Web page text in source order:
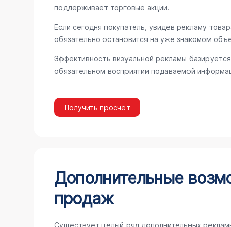
поддерживает торговые акции.
Если сегодня покупатель, увидев рекламу
обязательно остановится на уже знакомом
Эффективность визуальной рекламы
обязательном восприятии подаваемой
Получить просчёт
Дополнительные
продаж
Существует целый ряд дополнительных